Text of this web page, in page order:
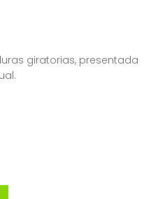
giratorias, presentada